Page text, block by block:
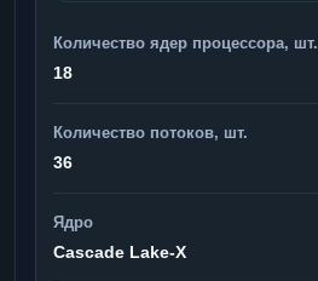
Количество ядер процессора, шт.
18
Количество потоков, шт.
36
Ядро
Cascade Lake-X